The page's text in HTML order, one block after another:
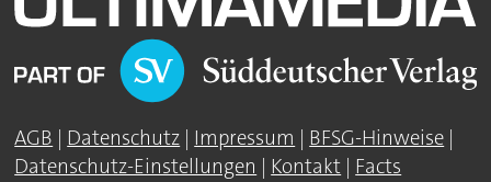
AGB | Datenschutz | Impressum | BFSG-Hinweise |
Datenschutz-Einstellungen | Kontakt | Facts